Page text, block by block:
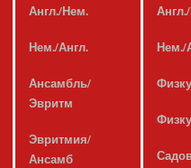
Англ./Нем.
Нем./Англ.
Ансамбль/
Эвритм
Эвритмия/
Ансамб
Нем./